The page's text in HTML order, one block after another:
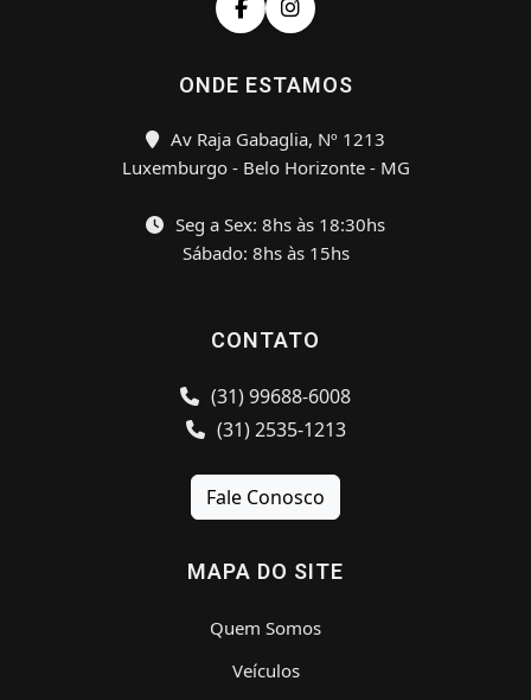
ONDE ESTAMOS
Av Raja Gabaglia, Nº 1213
Luxemburgo - Belo Horizonte - MG
Seg a Sex: 8hs às 18:30hs
Sábado: 8hs às 15hs
CONTATO
(31) 99688-6008
(31) 2535-1213
Fale Conosco
MAPA DO SITE
Quem Somos
Veículos